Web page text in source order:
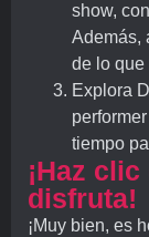
show,
Además,
de lo que
Explora
tiempo
¡Haz
disfruta!
¡Muy bien, es